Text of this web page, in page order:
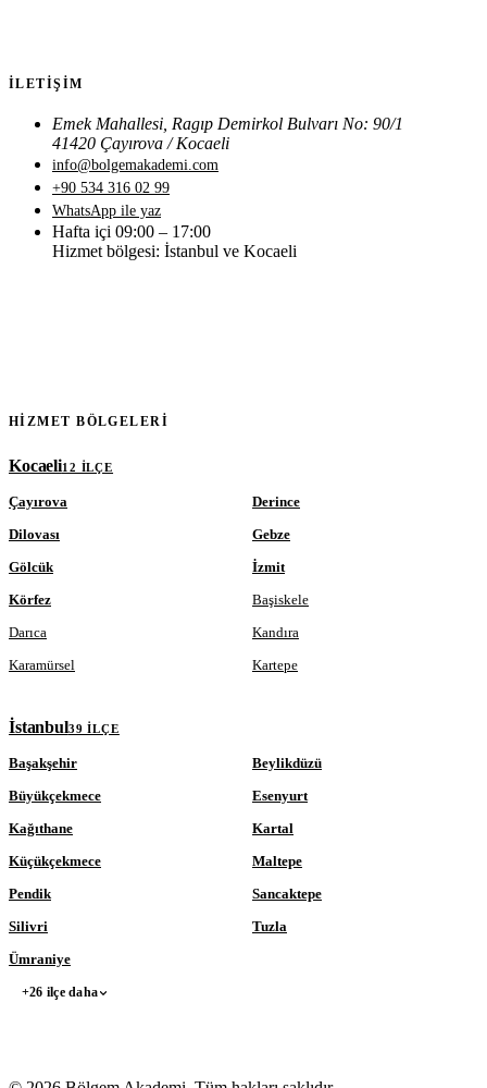
İLETIŞIM
Emek Mahallesi, Ragıp Demirkol Bulvarı No: 90/1
41420 Çayırova / Kocaeli
info@bolgemakademi.com
+90 534 316 02 99
WhatsApp ile yaz
Hafta içi 09:00 – 17:00
Hizmet bölgesi: İstanbul ve Kocaeli
HIZMET BÖLGELERI
Kocaeli12 ILÇE
Çayırova
Derince
Dilovası
Gebze
Gölcük
İzmit
Körfez
Başiskele
Darıca
Kandıra
Karamürsel
Kartepe
İstanbul39 ILÇE
Başakşehir
Beylikdüzü
Büyükçekmece
Esenyurt
Kağıthane
Kartal
Küçükçekmece
Maltepe
Pendik
Sancaktepe
Silivri
Tuzla
Ümraniye
+26 ilçe daha